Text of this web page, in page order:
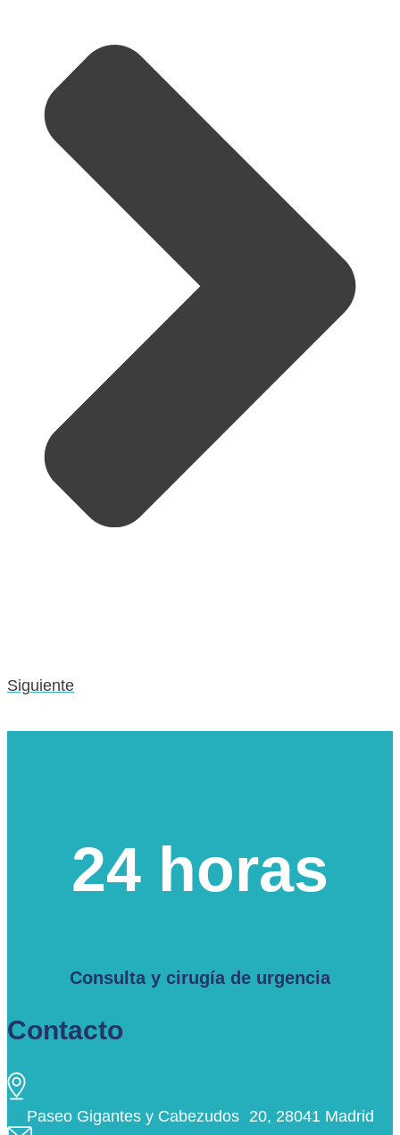
Siguiente
24 horas
Consulta y cirugía de urgencia
Contacto
Paseo Gigantes y Cabezudos 20, 28041 Madrid